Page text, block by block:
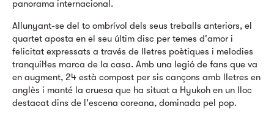
panorama internacional.
Allunyant-se del to ombrívol dels seus treballs anteriors, el
quartet aposta en el seu últim disc per temes d'amor i
felicitat expressats a través de lletres poètiques i melodies
tranquil·les marca de la casa. Amb una legió de fans que va
en augment, 24 està compost per sis cançons amb lletres en
anglès i manté la cruesa que ha situat a Hyukoh en un lloc
destacat dins de l'escena coreana, dominada pel pop.